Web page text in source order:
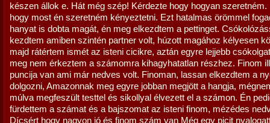
készen állok e. Hát még szép! Kérdezte hogy hogyan szeretném.
hogy most én szeretném kényeztetni. Ezt hatalmas örömmel
hanyat is dobta magát, én meg elkezdtem a pettinget.
kezdtem amiben szintén partner volt, húzott magához kélyesen
majd rátértem ismét az isteni cicikre, aztán egyre lejjebb
meg nem érkeztem a számomra kihagyhatatlan részhez. Finom
puncija van ami már nedves volt. Finoman, lassan elkezdtem a
dolgozni, Amazonnak meg egyre jobban megjött a hangja,
múlva megfeszült testtel és sikollyal élvezett el a számon. Én
fürdettem a számat és a bajszomat az isteni finom, mézédes
Dícsért hogy nagyon jó és finom szám van Még egy picit